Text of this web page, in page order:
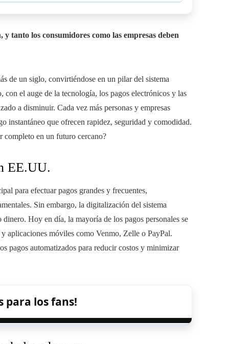
tanto los consumidores como las empresas deben
de un siglo, convirtiéndose en un pilar del sistema
el auge de la tecnología, los pagos electrónicos y las
a disminuir. Cada vez más personas y empresas
instantáneo que ofrecen rapidez, seguridad y comodidad.
completo en un futuro cercano?
EE.UU.
para efectuar pagos grandes y frecuentes,
Sin embargo, la digitalización del sistema
Hoy en día, la mayoría de los pagos personales se
y aplicaciones móviles como Venmo, Zelle o PayPal.
pagos automatizados para reducir costos y minimizar
para los fans!